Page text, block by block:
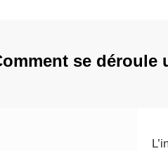
se déroule